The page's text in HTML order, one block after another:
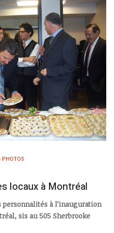
PHOTOS
locaux à Montréal
à l’inauguration
sis au 505 Sherbrooke